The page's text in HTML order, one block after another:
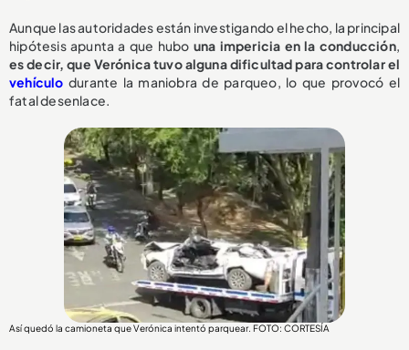
Aunque las autoridades están investigando el hecho, la principal
hipótesis apunta a que hubo una impericia en la conducción,
es decir, que Verónica tuvo alguna dificultad para controlar el
vehículo durante la maniobra de parqueo, lo que provocó el
fatal desenlace.
Así quedó la camioneta que Verónica intentó parquear. FOTO: CORTESÍA